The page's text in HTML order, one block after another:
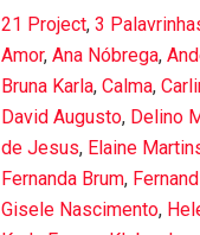
21 Project, 3
Amor, Ana Nóbrega,
Bruna Karla, Calma,
David Augusto, Delino
de Jesus, Elaine
Fernanda Brum,
Gisele Nascimento,